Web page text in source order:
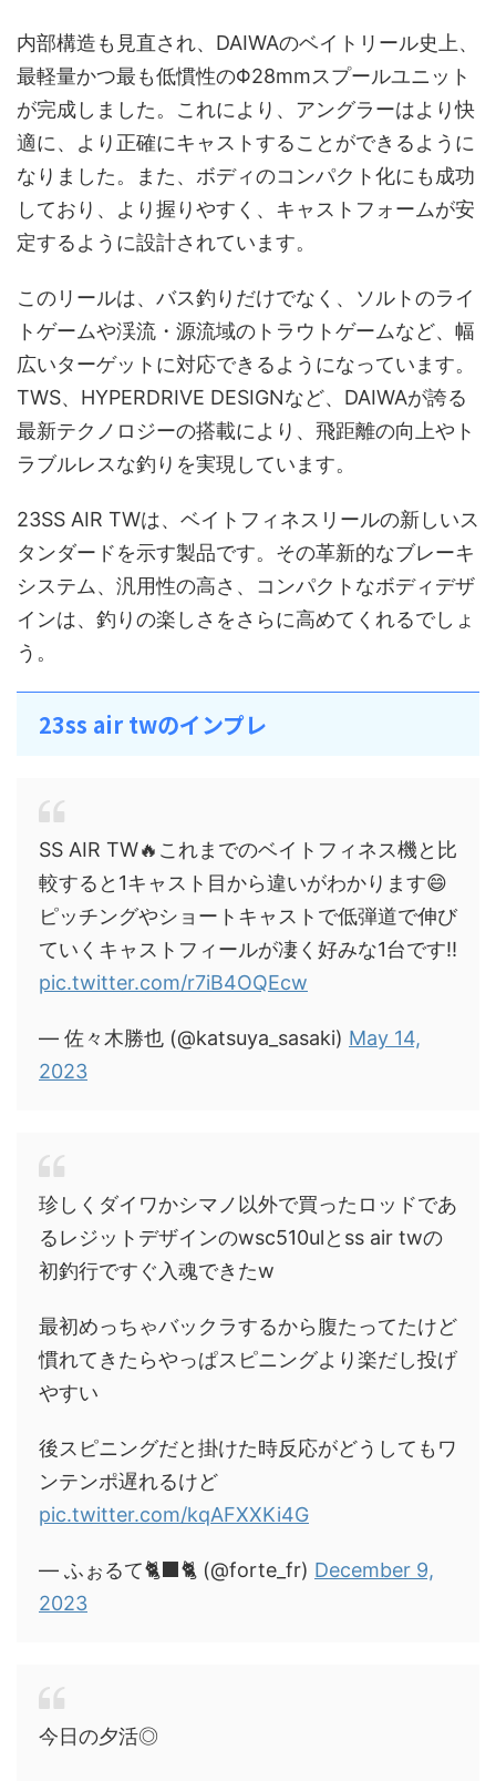
内部構造も見直され、DAIWAのベイトリール史上、
最軽量かつ最も低慣性のΦ28mmスプールユニット
が完成しました。これにより、アングラーはより快
適に、より正確にキャストすることができるように
なりました。また、ボディのコンパクト化にも成功
しており、より握りやすく、キャストフォームが安
定するように設計されています。
このリールは、バス釣りだけでなく、ソルトのライ
トゲームや渓流・源流域のトラウトゲームなど、幅
広いターゲットに対応できるようになっています。
TWS、HYPERDRIVE DESIGNなど、DAIWAが誇る
最新テクノロジーの搭載により、飛距離の向上やト
ラブルレスな釣りを実現しています。
23SS AIR TWは、ベイトフィネスリールの新しいス
タンダードを示す製品です。その革新的なブレーキ
システム、汎用性の高さ、コンパクトなボディデザ
インは、釣りの楽しさをさらに高めてくれるでしょ
う。
23ss air twのインプレ
SS AIR TW🔥これまでのベイトフィネス機と比
較すると1キャスト目から違いがわかります😄
ピッチングやショートキャストで低弾道で伸び
ていくキャストフィールが凄く好みな1台です‼️
pic.twitter.com/r7iB4OQEcw
— 佐々木勝也 (@katsuya_sasaki) May 14,
2023
珍しくダイワかシマノ以外で買ったロッドであ
るレジットデザインのwsc510ulとss air twの
初釣行ですぐ入魂できたw
最初めっちゃバックラするから腹たってたけど
慣れてきたらやっぱスピニングより楽だし投げ
やすい
後スピニングだと掛けた時反応がどうしてもワ
ンテンポ遅れるけど
pic.twitter.com/kqAFXXKi4G
— ふぉるて🐈‍⬛🐈 (@forte_fr) December 9,
2023
今日の夕活◎